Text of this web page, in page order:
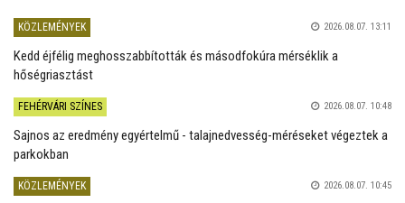
KÖZLEMÉNYEK 2026.08.07. 13:11
Kedd éjfélig meghosszabbították és másodfokúra mérséklik a
hőségriasztást
FEHÉRVÁRI SZÍNES 2026.08.07. 10:48
Sajnos az eredmény egyértelmű - talajnedvesség-méréseket végeztek a
parkokban
KÖZLEMÉNYEK 2026.08.07. 10:45